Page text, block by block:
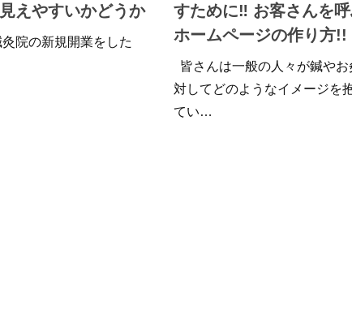
のポイントと部位別におす
すめのツボを紹介
施術所を運営されている人の中に
は、お灸の施術をしている方も多
マッサージベッ
介！エステやク
ど、幅広く愛用
す！